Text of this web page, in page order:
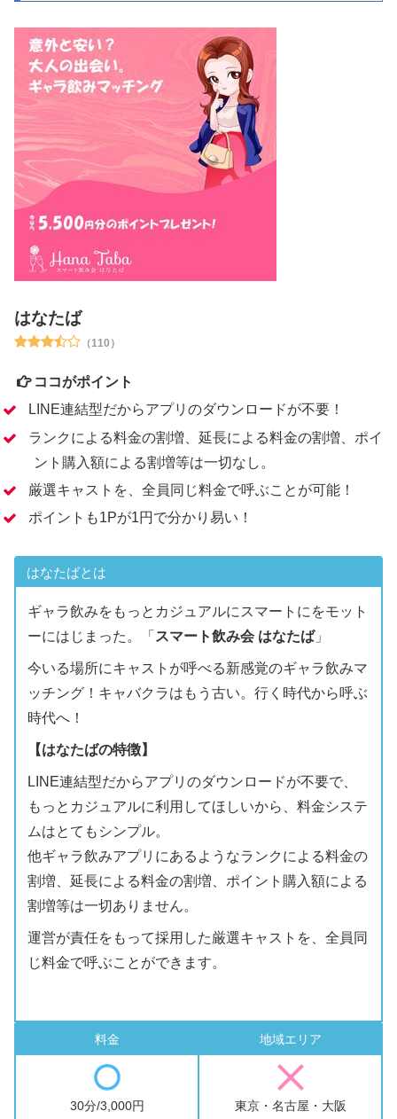
はなたば
（110）
ココがポイント
LINE連結型だからアプリのダウンロードが不要！
ランクによる料金の割増、延長による料金の割増、ポイ
ント購入額による割増等は一切なし。
厳選キャストを、全員同じ料金で呼ぶことが可能！
ポイントも1Pが1円で分かり易い！
はなたばとは
ギャラ飲みをもっとカジュアルにスマートにをモット
ーにはじまった。「 スマート飲み会 はなたば」
今いる場所にキャストが呼べる新感覚のギャラ飲みマ
ッチング！キャバクラはもう古い。行く時代から呼ぶ
時代へ！
【はなたばの特徴】
LINE連結型だからアプリのダウンロードが不要で、
もっとカジュアルに利用してほしいから、料金システ
ムはとてもシンプル。
他ギャラ飲みアプリにあるようなランクによる料金の
割増、延長による料金の割増、ポイント購入額による
割増等は一切ありません。
運営が責任をもって採用した厳選キャストを、全員同
じ料金で呼ぶことができます。
料金
30分/3,000円
地域エリア
東京・名古屋・大阪